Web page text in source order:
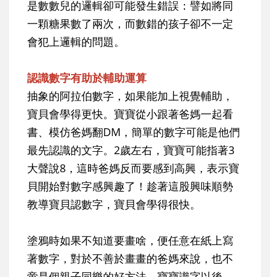
是數數兒的邏輯卻可能發生錯誤：譬如將同
一顆糖果數了兩次，而數錯的孩子卻不一定
會犯上邏輯的問題。
認識數字有助於輔助運算
抽象的阿拉伯數字，如果能加上視覺輔助，
寶貝會學得更快。寶寶從小跟著爸媽一起看
書、模仿爸媽翻DM，簡單的數字可能是他們
最先認識的文字。2歲左右，寶寶可能指著3
大聲說8，這時爸媽反而要感到高興，表示寶
貝開始對數字感興趣了！趁著這股興味順勢
教導寶貝認數字，寶貝會學得很快。
塗鴉時如果不知道要畫啥，便任意在紙上寫
著數字，對於不善於畫畫的爸媽來說，也不